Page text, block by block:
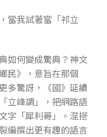
我試著當「祁立
何變成驚典？神文
民》，意旨在那個
多驚訝，《國》延續
立峰調」，把網路語
字「犀利哥」。混搭
編撰出更有趣的語言